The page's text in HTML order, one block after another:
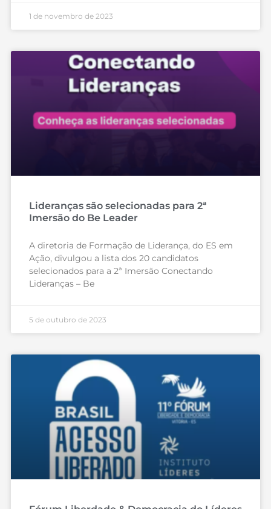
1 de novembro de 2023
Lideranças são selecionadas para 2ª
Imersão do Be Leader
A diretoria de Formação de Liderança, do ES em
Ação, divulgou a lista dos 20 candidatos
selecionados para a 2ª Imersão Conectando
Lideranças – Be
5 de outubro de 2023